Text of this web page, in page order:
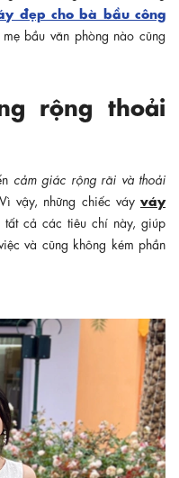
đẹp cho bà bầu công
bầu văn phòng nào cũng
rộng thoải
cảm giác rộng rãi và thoải
vậy, những chiếc váy váy
cả các tiêu chí này, giúp
và cũng không kém phần